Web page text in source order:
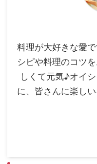
料理が大好きな愛
シピや料理のコツ
しくて元気♪オイ
に、皆さんに楽し